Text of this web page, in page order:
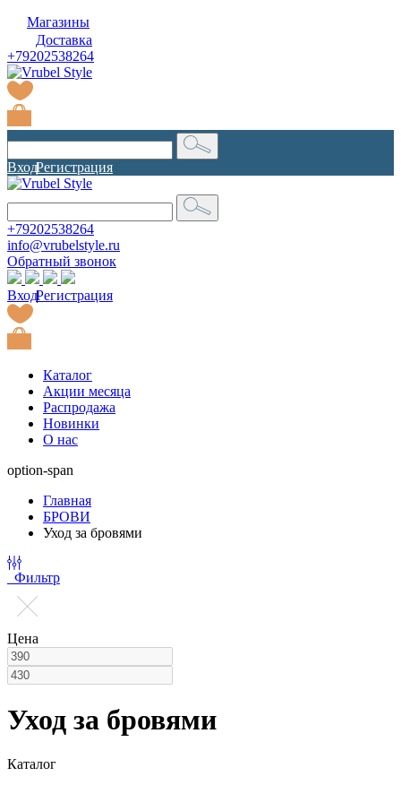
Магазины
Доставка
+79202538264
Вход|
Регистрация
+79202538264
info@vrubelstyle.ru
Обратный звонок
Вход|
Регистрация
Каталог
Акции месяца
Распродажа
Новинки
О нас
option-span
Главная
БРОВИ
Уход за бровями
Фильтр
Цена
Уход за бровями
Каталог